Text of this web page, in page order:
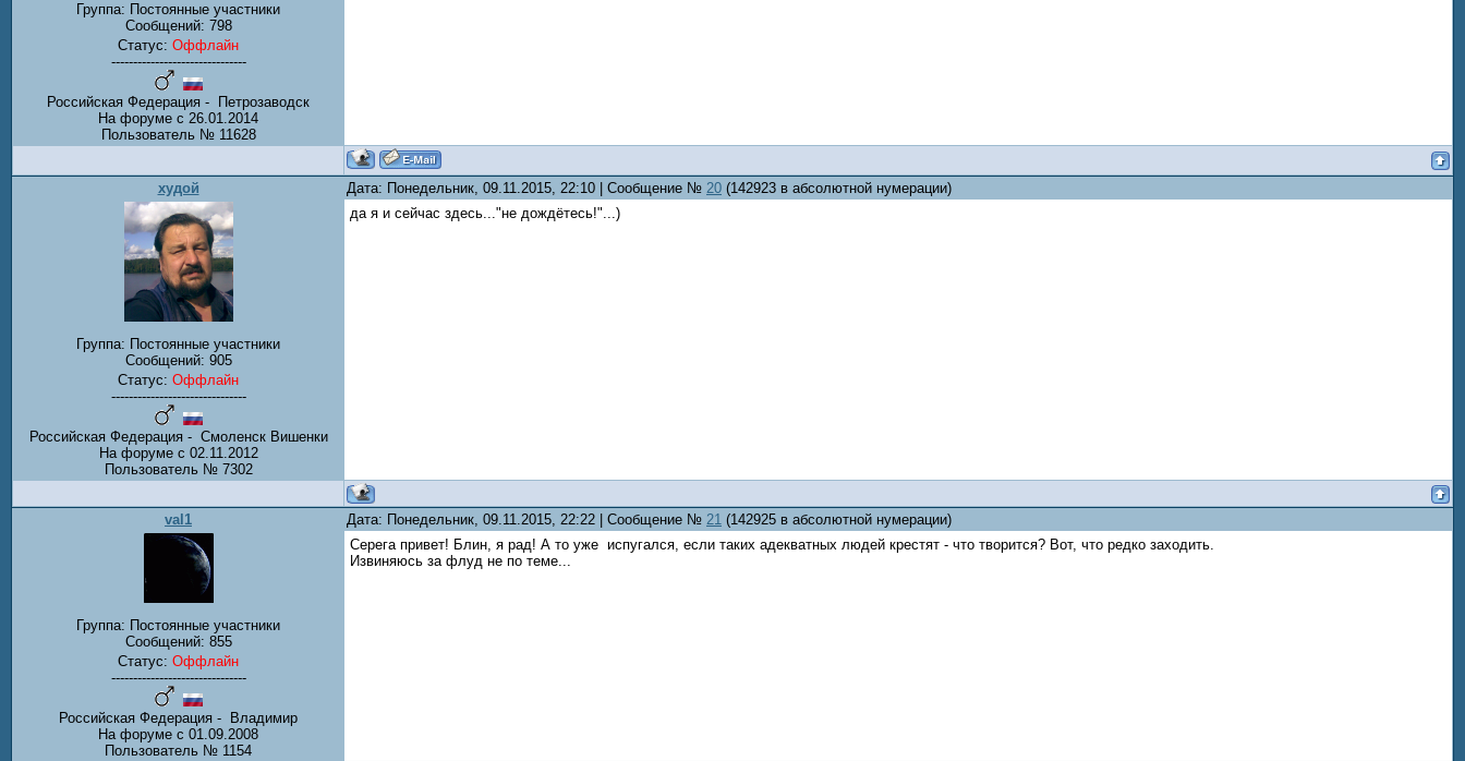
Группа: Постоянные участники
Сообщений: 798
Статус: Оффлайн
-------------------------------
Российская Федерация - Петрозаводск
На форуме с 26.01.2014
Пользователь № 11628
худой Дата: Понедельник, 09.11.2015, 22:10 | Сообщение № 20 (142923 в абсолютной нумерации)
Группа: Постоянные участники
Сообщений: 905
Статус: Оффлайн
-------------------------------
Российская Федерация - Смоленск Вишенки
На форуме с 02.11.2012
Пользователь № 7302
да я и сейчас здесь..."не дождётесь!"...)
val1 Дата: Понедельник, 09.11.2015, 22:22 | Сообщение № 21 (142925 в абсолютной нумерации)
Группа: Постоянные участники
Сообщений: 855
Статус: Оффлайн
-------------------------------
Российская Федерация - Владимир
На форуме с 01.09.2008
Пользователь № 1154
Серега привет! Блин, я рад! А то уже испугался, если таких адекватных людей крестят - что творится? Вот, что редко заходить.
Извиняюсь за флуд не по теме...